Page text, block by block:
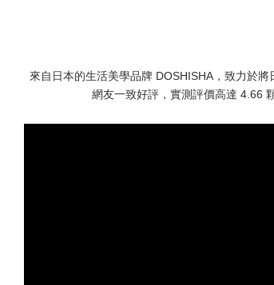
來自日本的生活美學品牌 DOSHISHA，致力於
網友一致好評，實測評價高達 4.66